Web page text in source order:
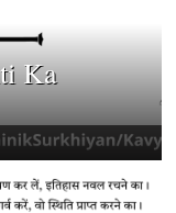
Ka